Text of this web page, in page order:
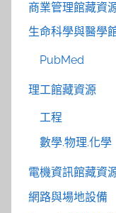
商業管理館藏資
生命科學與醫學
PubMed
理工館藏資源
工程
數學.物理.化學
電機資訊館藏資
網路與場地設備